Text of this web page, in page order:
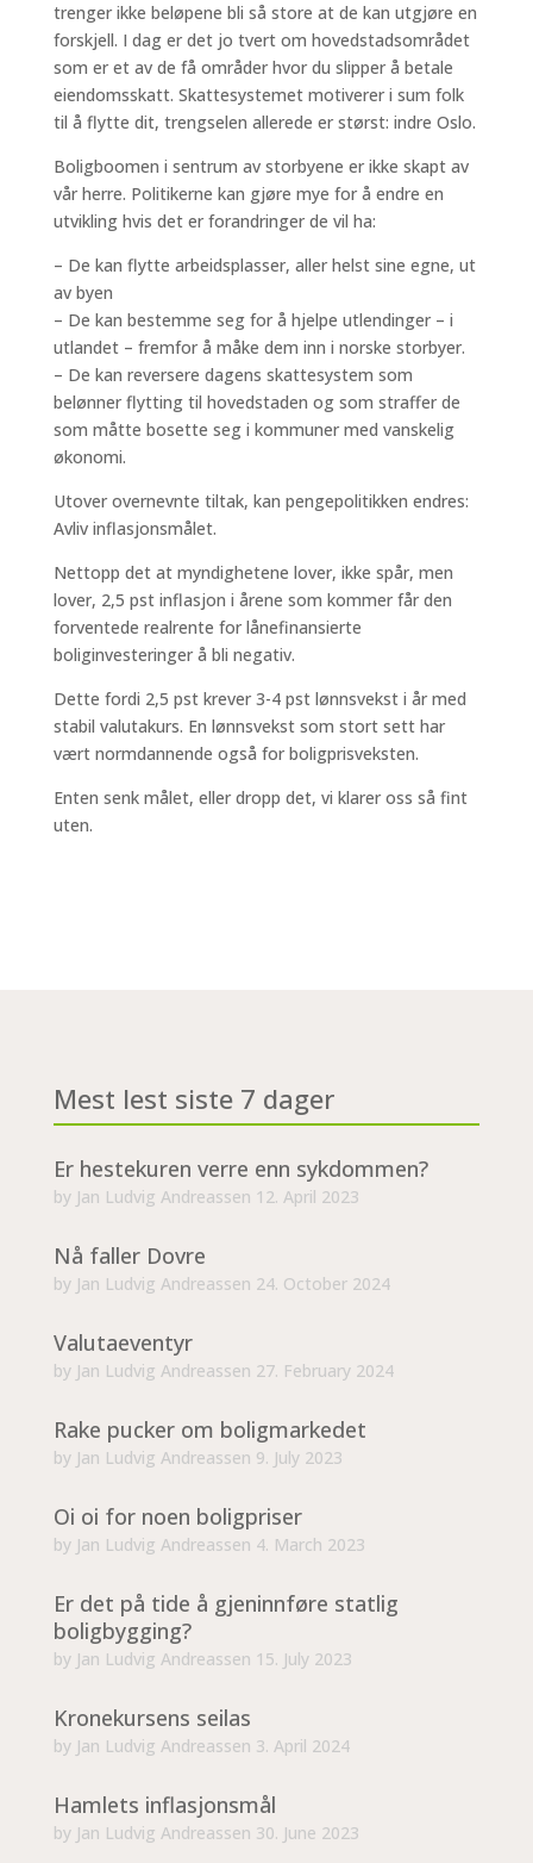
trenger ikke beløpene bli så store at de kan utgjøre en
forskjell. I dag er det jo tvert om hovedstadsområdet
som er et av de få områder hvor du slipper å betale
eiendomsskatt. Skattesystemet motiverer i sum folk
til å flytte dit, trengselen allerede er størst: indre Oslo.
Boligboomen i sentrum av storbyene er ikke skapt av
vår herre. Politikerne kan gjøre mye for å endre en
utvikling hvis det er forandringer de vil ha:
– De kan flytte arbeidsplasser, aller helst sine egne, ut
av byen
– De kan bestemme seg for å hjelpe utlendinger – i
utlandet – fremfor å måke dem inn i norske storbyer.
– De kan reversere dagens skattesystem som
belønner flytting til hovedstaden og som straffer de
som måtte bosette seg i kommuner med vanskelig
økonomi.
Utover overnevnte tiltak, kan pengepolitikken endres:
Avliv inflasjonsmålet.
Nettopp det at myndighetene lover, ikke spår, men
lover, 2,5 pst inflasjon i årene som kommer får den
forventede realrente for lånefinansierte
boliginvesteringer å bli negativ.
Dette fordi 2,5 pst krever 3-4 pst lønnsvekst i år med
stabil valutakurs. En lønnsvekst som stort sett har
vært normdannende også for boligprisveksten.
Enten senk målet, eller dropp det, vi klarer oss så fint
uten.
Mest lest siste 7 dager
Er hestekuren verre enn sykdommen?
by Jan Ludvig Andreassen 12. April 2023
Nå faller Dovre
by Jan Ludvig Andreassen 24. October 2024
Valutaeventyr
by Jan Ludvig Andreassen 27. February 2024
Rake pucker om boligmarkedet
by Jan Ludvig Andreassen 9. July 2023
Oi oi for noen boligpriser
by Jan Ludvig Andreassen 4. March 2023
Er det på tide å gjeninnføre statlig
boligbygging?
by Jan Ludvig Andreassen 15. July 2023
Kronekursens seilas
by Jan Ludvig Andreassen 3. April 2024
Hamlets inflasjonsmål
by Jan Ludvig Andreassen 30. June 2023